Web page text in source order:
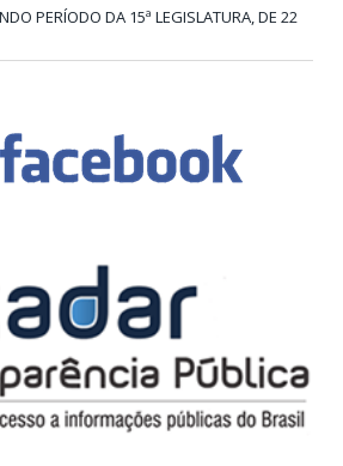
PERÍODO DA 15ª LEGISLATURA, DE 22